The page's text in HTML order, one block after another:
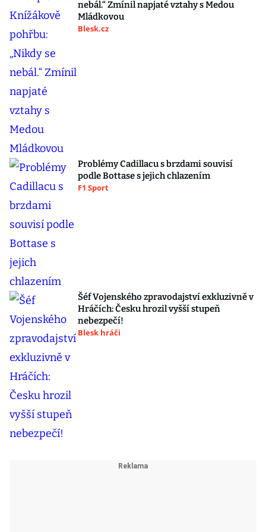
nebál.“ Zmínil napjaté vztahy s Medou
Mládkovou
Blesk.cz
Problémy Cadillacu s brzdami souvisí
podle Bottase s jejich chlazením
F1 Sport
Šéf Vojenského zpravodajství exkluzivně v
Hráčích: Česku hrozil vyšší stupeň
nebezpečí!
Blesk hráči